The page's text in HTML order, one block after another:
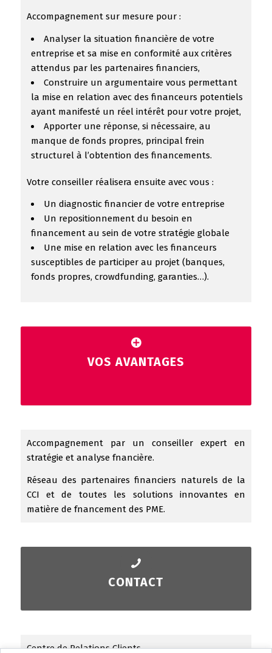
Accompagnement sur mesure pour :
Analyser la situation financière de votre
entreprise et sa mise en conformité aux critères
attendus par les partenaires financiers,
Construire un argumentaire vous permettant
la mise en relation avec des financeurs potentiels
ayant manifesté un réel intérêt pour votre projet,
Apporter une réponse, si nécessaire, au
manque de fonds propres, principal frein
structurel à l’obtention des financements.
Votre conseiller réalisera ensuite avec vous :
Un diagnostic financier de votre entreprise
Un repositionnement du besoin en
financement au sein de votre stratégie globale
Une mise en relation avec les financeurs
susceptibles de participer au projet (banques,
fonds propres, crowdfunding, garanties…).
VOS AVANTAGES
Accompagnement par un conseiller expert en
stratégie et analyse fnancière.
Réseau des partenaires financiers naturels de la
CCI et de toutes les solutions innovantes en
matière de fnancement des PME.
CONTACT
Centre de Relations Clients